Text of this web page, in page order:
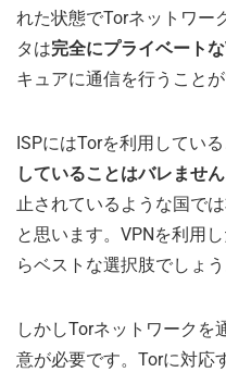
れた状態でTorネットワー
タは完全にプライベート
キュアに通信を行うことが
ISPにはTorを利用してい
していることはバレません
止されているような国で
と思います。VPNを利用
らベストな選択肢でしょう
しかしTorネットワークを
意が必要です。Torに対応